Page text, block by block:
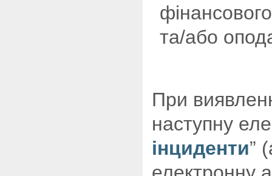
та/або
При
наступну
інциденти”